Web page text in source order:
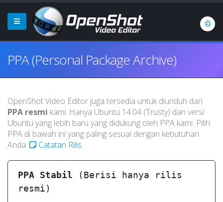
PPA (Personal Package Archive)
OpenShot Video Editor juga tersedia untuk diunduh dari
PPA resmi kami. Hanya Ubuntu 14.04 (Trusty) dan versi
Ubuntu yang lebih baru yang didukung oleh PPA kami. Pilih
PPA di bawah ini yang paling sesuai dengan kebutuhan
Anda.
Catatan Rilis
PPA Stabil (Berisi hanya rilis
resmi)